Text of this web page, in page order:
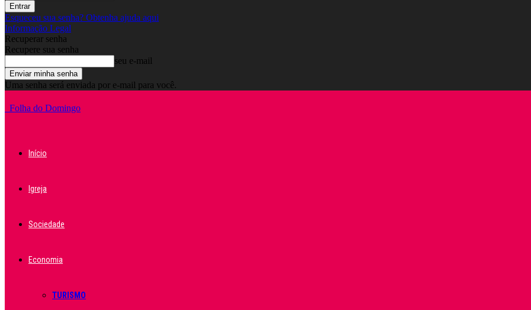
Esqueceu sua senha? Obtenha ajuda aqui
Informação Legal
Recuperar senha
Recupere sua senha
seu e-mail
Uma senha será enviada por e-mail para você.
Folha do Domingo
Início
Igreja
Sociedade
Economia
TURISMO